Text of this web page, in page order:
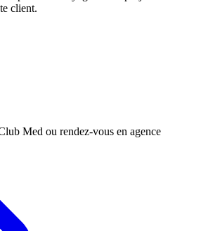
client.
Med ou rendez-vous en agence